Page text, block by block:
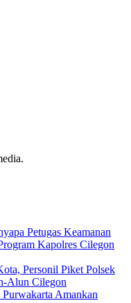
Petugas Keamanan
Kapolres Cilegon
Personil Piket Polsek
Alun Cilegon
Amankan